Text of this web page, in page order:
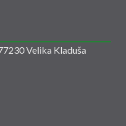
Velika Kladuša